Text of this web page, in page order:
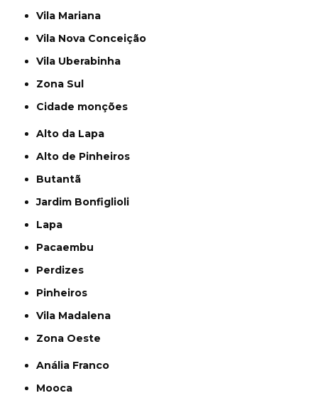
Vila Mariana
Vila Nova Conceição
Vila Uberabinha
Zona Sul
cidade monções
Alto da Lapa
Alto de Pinheiros
Butantã
Jardim Bonfiglioli
Lapa
Pacaembu
Perdizes
Pinheiros
Vila Madalena
Zona Oeste
Anália Franco
Mooca